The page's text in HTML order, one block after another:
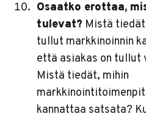
Osaatko erottaa,
tulevat? Mistä
tullut markkinoinnin
että asiakas on tullut
Mistä tiedät, mihin
kannattaa satsata?